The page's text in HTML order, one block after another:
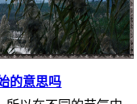
的意思吗